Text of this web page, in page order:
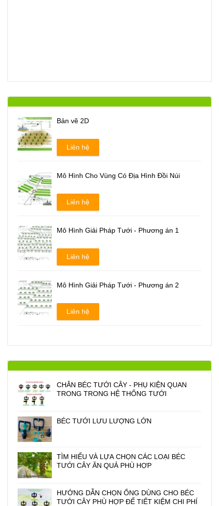
Bản vẽ 2D
Liên hệ
Mô Hình Cho Vùng Có Địa Hình Đồi Núi
Liên hệ
Mô Hình Giải Pháp Tưới - Phương án 1
Liên hệ
Mô Hình Giải Pháp Tưới - Phương án 2
Liên hệ
CHÂN BÉC TƯỚI CÂY - PHỤ KIỆN QUAN
TRONG TRONG HỆ THỐNG TƯỚI
BÉC TƯỚI LƯU LƯỢNG LỚN
TÌM HIỂU VÀ LỰA CHỌN CÁC LOẠI BÉC
TƯỚI CÂY ĂN QUẢ PHÙ HỢP
HƯỚNG DẪN CHỌN ỐNG DÙNG CHO BÉC
TƯỚI CÂY PHÙ HỢP ĐỂ TIẾT KIỆM CHI PHÍ